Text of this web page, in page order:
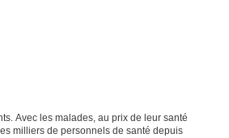
Avec les malades, au prix de leur santé
milliers de personnels de santé depuis